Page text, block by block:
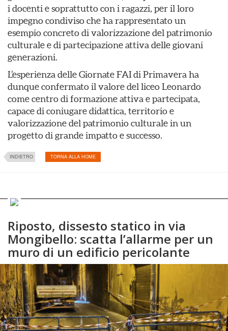
i docenti e soprattutto con i ragazzi, per il loro
impegno condiviso che ha rappresentato un
esempio concreto di valorizzazione del patrimonio
culturale e di partecipazione attiva delle giovani
generazioni.
L’esperienza delle Giornate FAI di Primavera ha
dunque confermato il valore del liceo Leonardo
come centro di formazione attiva e partecipata,
capace di coniugare didattica, territorio e
valorizzazione del patrimonio culturale in un
progetto di grande impatto e successo.
INDIETRO TORNA ALLA HOME
Riposto, dissesto statico in via
Mongibello: scatta l’allarme per un
muro di un edificio pericolante